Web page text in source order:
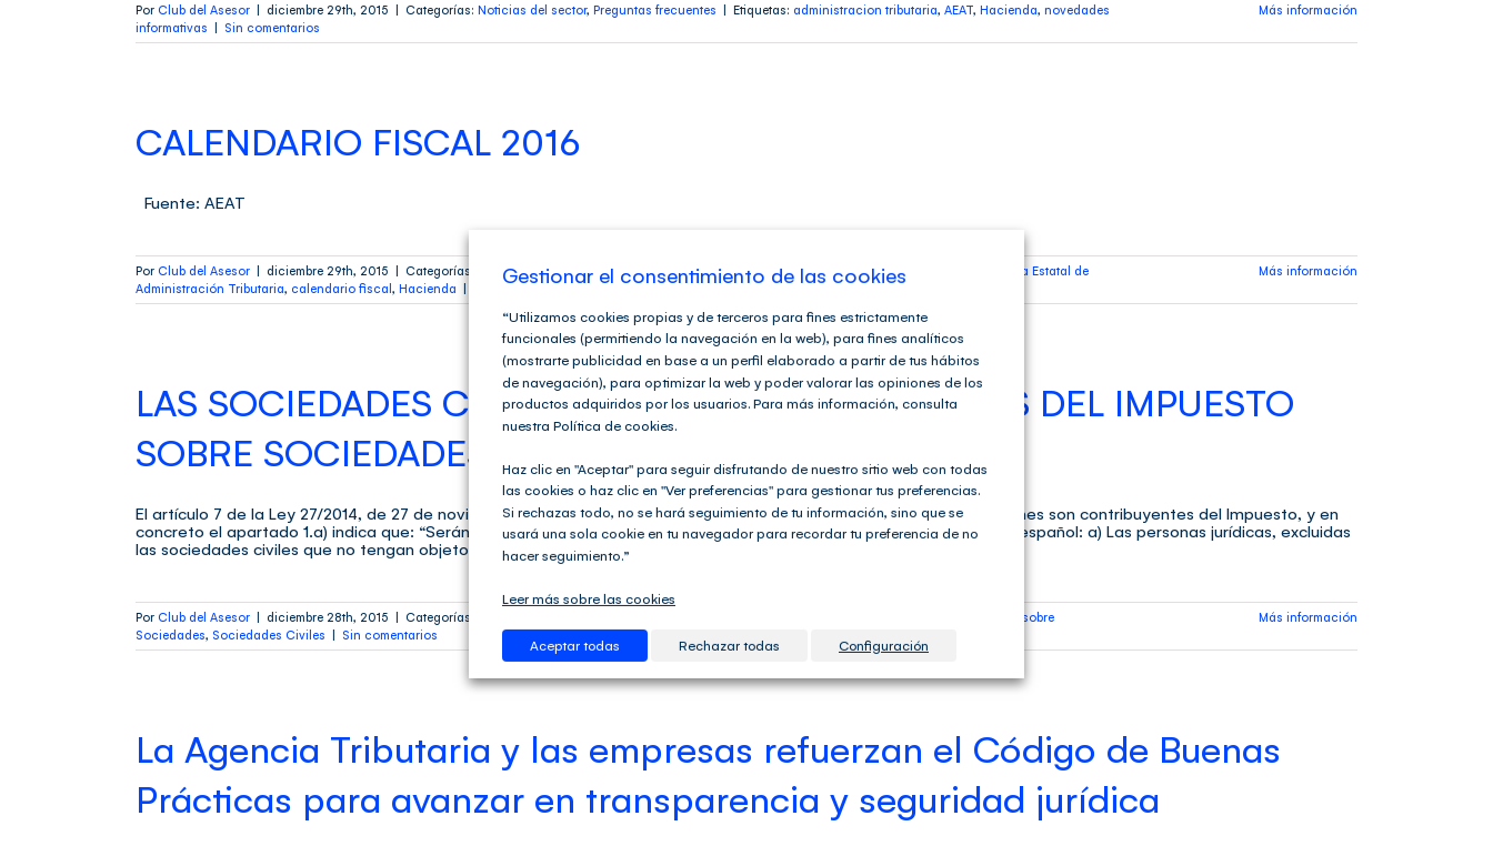
Por Club del Asesor | diciembre 29th, 2015 | Categorías: Noticias del sector, Preguntas frecuentes | Etiquetas: administracion tributaria, AEAT, Hacienda, novedades
informativas | Sin comentarios
Más información
CALENDARIO FISCAL 2016
Fuente: AEAT
Por Club del Asesor | diciembre 29th, 2015 | Categorías: Noticias del sector, Preguntas frecuentes | Etiquetas: administracion tributaria
Agencia Estatal de
Administración Tributaria, calendario fiscal, Hacienda | Sin comentarios
Más información
LAS SOCIEDADES CIVILES COMO CONTRIBUYENTES DEL IMPUESTO
SOBRE SOCIEDADES
El artículo 7 de la Ley 27/2014, de 27 de noviembre, del Impuesto sobre Sociedades (en adelante LIS) establece quienes son contribuyentes del Impuesto, y en
concreto el apartado 1.a) indica que: “Serán contribuyentes del Impuesto, cuando tengan su residencia en territorio español: a) Las personas jurídicas, excluidas
las sociedades civiles que no tengan objeto mercantil”. [...]
Por Club del Asesor | diciembre 28th, 2015 | Categorías:
Impuesto sobre
Sociedades, Sociedades Civiles | Sin comentarios
Más información
La Agencia Tributaria y las empresas refuerzan el Código de Buenas
Prácticas para avanzar en transparencia y seguridad jurídica
Gestionar el consentimiento de las cookies
“Utilizamos cookies propias y de terceros para fines estrictamente
funcionales (permitiendo la navegación en la web), para fines analíticos
(mostrarte publicidad en base a un perfil elaborado a partir de tus hábitos
de navegación), para optimizar la web y poder valorar las opiniones de los
productos adquiridos por los usuarios. Para más información, consulta
nuestra Política de cookies.
Haz clic en "Aceptar" para seguir disfrutando de nuestro sitio web con todas
las cookies o haz clic en "Ver preferencias" para gestionar tus preferencias.
Si rechazas todo, no se hará seguimiento de tu información, sino que se
usará una sola cookie en tu navegador para recordar tu preferencia de no
hacer seguimiento.”
Leer más sobre las cookies
Aceptar todas Rechazar todas Configuración